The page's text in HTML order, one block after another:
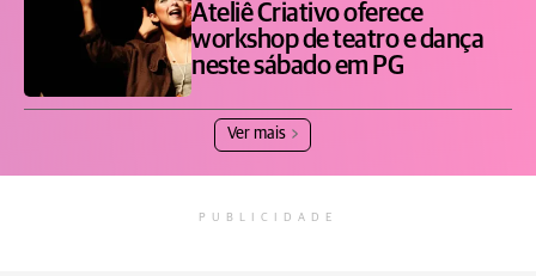
Ateliê Criativo oferece
workshop de teatro e dança
neste sábado em PG
Ver mais
PUBLICIDADE